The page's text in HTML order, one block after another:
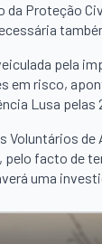
Proteção
pela
em risco,
Lusa pelas
Voluntários
facto de
uma